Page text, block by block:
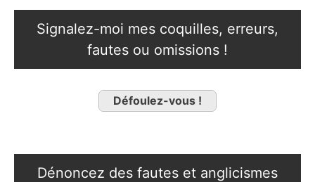
Signalez-moi mes coquilles, erreurs,
fautes ou omissions !
Défoulez-vous !
Dénoncez des fautes et anglicismes